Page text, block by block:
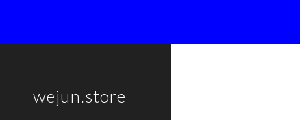
wejun.store